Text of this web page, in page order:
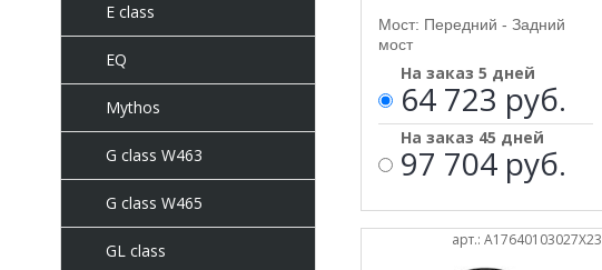
E class
EQ
Mythos
G class W463
G class W465
GL class
Мост: Передний - Задний
мост
На заказ 5 дней
64 723 руб.
На заказ 45 дней
97 704 руб.
арт.: A17640103027X23